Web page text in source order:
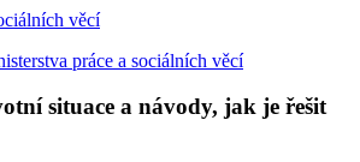
věcí
práce a sociálních věcí
situace a návody, jak je řešit